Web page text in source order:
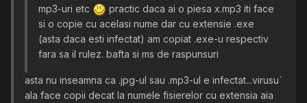
mp3-uri etc
practic daca ai o piesa x.mp3 iti face
si o copie cu acelasi nume dar cu extensie .exe
(asta daca esti infectat) am copiat .exe-u respectiv
fara sa il rulez. bafta si ms de raspunsuri
asta nu inseamna ca .jpg-ul sau .mp3-ul e infectat...virusu`
ala face copii decat la numele fisierelor cu extensia aia